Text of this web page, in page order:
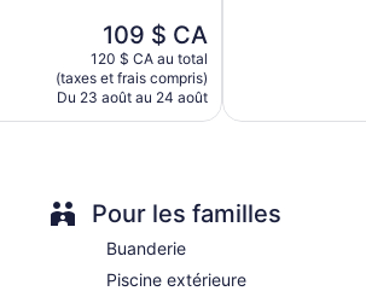
Le
prix
est
de
109 $ CA
109 $ CA
120 $ CA au total
(taxes et frais compris)
Du 23 août au 24 août
Pour les familles
Buanderie
Piscine extérieure